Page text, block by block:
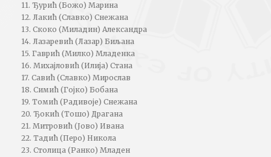
11. Ђурић (Божо) Марина
12. Лакић (Славко) Снежана
13. Скоко (Миладин) Александра
14. Лазаревић (Лазар) Биљана
15. Гаврић (Милко) Младенка
16. Михајловић (Илија) Стана
17. Савић (Славко) Мирослав
18. Симић (Гојко) Бобана
19. Томић (Радивоје) Снежана
20. Ђокић (Тошо) Драгана
21. Митровић (Јово) Ивана
22. Тадић (Перо) Никола
23. Столица (Ранко) Младен